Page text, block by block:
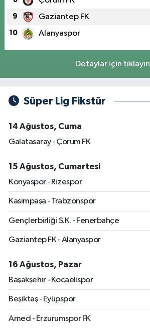
9 Gaziantep FK
10 Alanyaspor
Detaylar için tıklayın
Süper Lig Fikstür
14 Ağustos, Cuma
Galatasaray - Çorum FK
15 Ağustos, Cumartesi
Konyaspor - Rizespor
Kasımpaşa - Trabzonspor
Gençlerbirliği S.K. - Fenerbahçe
Gaziantep FK - Alanyaspor
16 Ağustos, Pazar
Başakşehir - Kocaelispor
Beşiktaş - Eyüpspor
Amed - Erzurumspor FK